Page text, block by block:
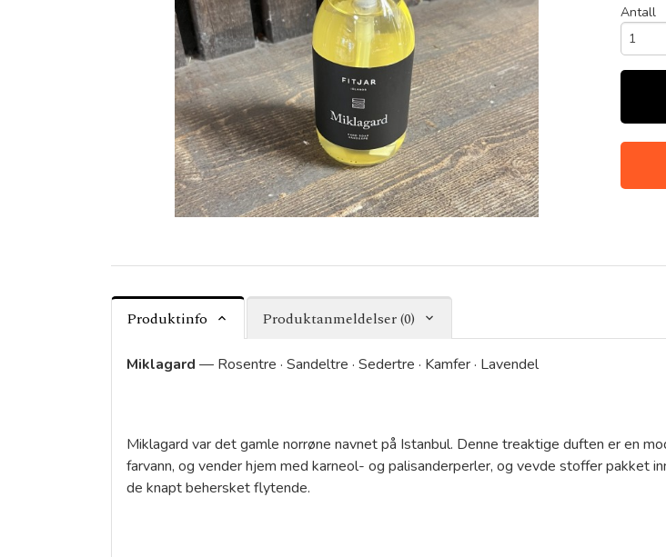
Antall
Produktinfo Produktanmeldelser (0)
Miklagard — Rosentre · Sandeltre · Sedertre · Kamfer · Lavendel
Miklagard var det gamle norrøne navnet på Istanbul. Denne treaktige duften er en
farvann, og vender hjem med karneol- og palisanderperler, og vevde stoffer pakket
de knapt behersket flytende.